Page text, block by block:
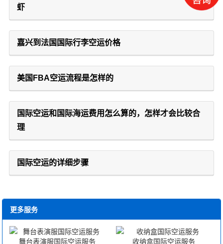
虾
嘉兴到法国国际行李空运价格
美国FBA空运流程是怎样的
国际空运和国际海运费用怎么算的，怎样才会比较合
理
国际空运的详细步骤
更多服务
舞台表演服国际空运服务 收纳盒国际空运服务